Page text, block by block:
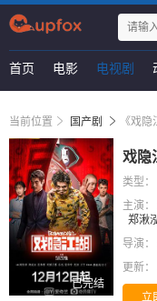
首页 电影 电视剧
当前位置 国产剧 《戏隐
已完结
戏隐
类型：
主演：
郑湫
导演：
更新：
立